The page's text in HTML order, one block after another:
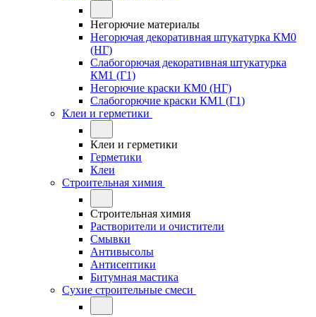
Негорючие материалы
Негорючая декоративная штукатурка КМ0
(НГ)
Слабогорючая декоративная штукатурка
КМ1 (Г1)
Негорючие краски КМ0 (НГ)
Слабогорючие краски КМ1 (Г1)
Клеи и герметики
Клеи и герметики
Герметики
Клеи
Строительная химия
Строительная химия
Растворители и очистители
Смывки
Антивысолы
Антисептики
Битумная мастика
Сухие строительные смеси